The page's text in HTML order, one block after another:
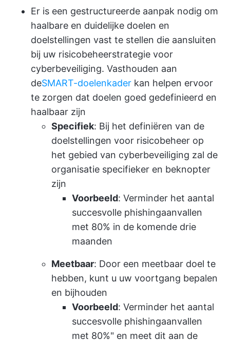
Er is een gestructureerde aanpak nodig om
haalbare en duidelijke doelen en
doelstellingen vast te stellen die aansluiten
bij uw risicobeheerstrategie voor
cyberbeveiliging. Vasthouden aan
deSMART-doelenkader kan helpen ervoor
te zorgen dat doelen goed gedefinieerd en
haalbaar zijn
Specifiek: Bij het definiëren van de
doelstellingen voor risicobeheer op
het gebied van cyberbeveiliging zal de
organisatie specifieker en beknopter
zijn
Voorbeeld: Verminder het aantal
succesvolle phishingaanvallen
met 80% in de komende drie
maanden
Meetbaar: Door een meetbaar doel te
hebben, kunt u uw voortgang bepalen
en bijhouden
Voorbeeld: Verminder het aantal
succesvolle phishingaanvallen
met 80%" en meet dit aan de